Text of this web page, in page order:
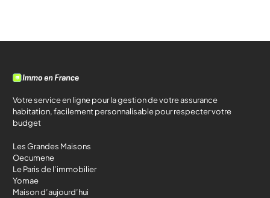
Votre service en ligne pour la gestion de votre assurance
habitation, facilement personnalisable pour respecter votre
budget
Les Grandes Maisons
Oecumene
Le Paris de l’immobilier
Yomae
Maison d’aujourd’hui